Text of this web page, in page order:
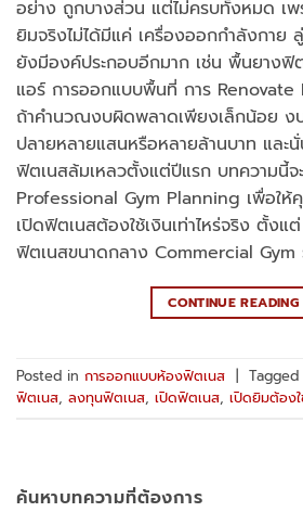
อย่าง ถูกบางส่วน แต่ไม่ครบทั้งหมด เพ
ยิมจริงไม่ได้มีแค่ เครื่องออกกำลังกาย
ยังมีองค์ประกอบอีกมาก เช่น พื้นยางฟิ
แอร์ การออกแบบพื้นที่ การ
ถ้าคำนวณงบผิดพลาดเพียงเล็กน้อย ง
ปลายหลายแสนหรือหลายล้านบาท และ
ฟิตเนสล้มเหลวตั้งแต่ปีแรก บทความนี้จะ
Professional Gym Planning เพื่อให้
เปิดฟิตเนสต้องใช้เงินเท่าไหร่จริง ตั้งแ
ฟิตเนสขนาดกลาง Commercial
CONTINUE READING
Posted in การออกแบบห้องฟิตเนส | Tagged
ฟิตเนส, ลงทุนฟิตเนส, เปิดฟิตเนส, เปิดยิมต้องใ
ค้นหาบทความที่ต้องการ